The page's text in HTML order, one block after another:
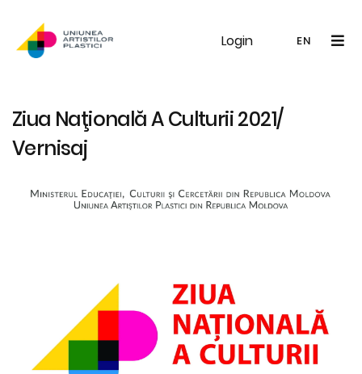
Login EN
UAP Galerie Noutăți
Ziua Naţională A Culturii 2021/
Vernisaj